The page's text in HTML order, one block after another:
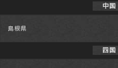
中国
島根県
四国